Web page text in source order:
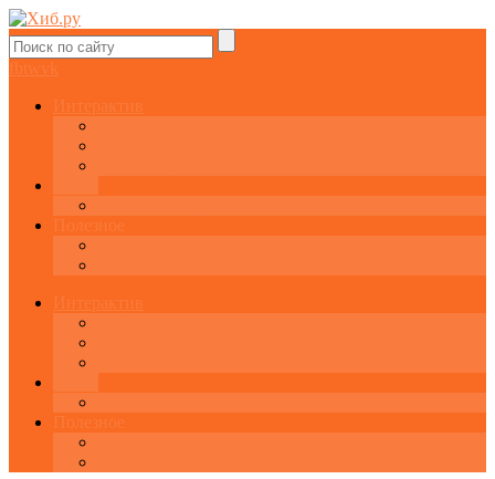
fbtw vk
Интерактив
Полезное
Интерактив
Полезное